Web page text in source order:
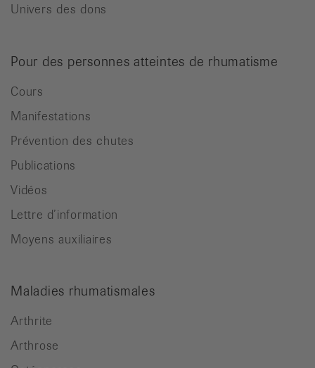
Univers des dons
Pour des personnes atteintes de rhumatisme
Cours
Manifestations
Prévention des chutes
Publications
Vidéos
Lettre d’information
Moyens auxiliaires
Maladies rhumatismales
Arthrite
Arthrose